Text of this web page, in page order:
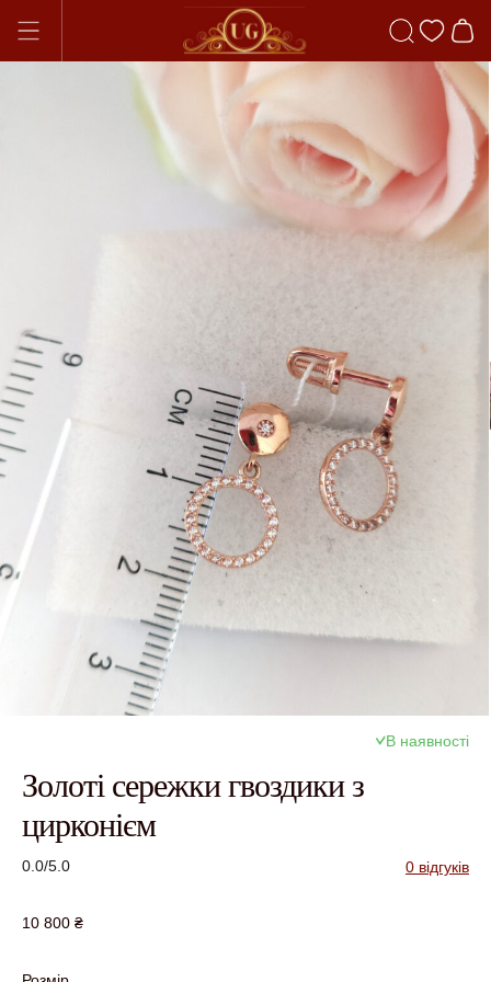
В наявності
Золоті сережки гвоздики з
цирконієм
0.0/5.0 0 відгуків
10 800 ₴